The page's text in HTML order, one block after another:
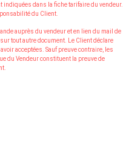
dans la fiche tarifaire du vendeur.
du Client.
auprès du vendeur et en lien du mail de
tout autre document. Le Client déclare
acceptées. Sauf preuve contraire, les
du Vendeur constituent la preuve de